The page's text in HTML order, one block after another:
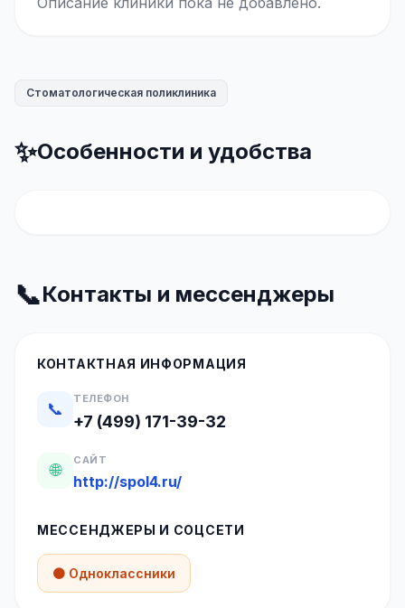
Стоматологическая поликлиника
✨Особенности и удобства
📞Контакты и мессенджеры
КОНТАКТНАЯ ИНФОРМАЦИЯ
📞
ТЕЛЕФОН
+7 (499) 171-39-32
🌐
САЙТ
http://spol4.ru/
МЕССЕНДЖЕРЫ И СОЦСЕТИ
🟠 Одноклассники